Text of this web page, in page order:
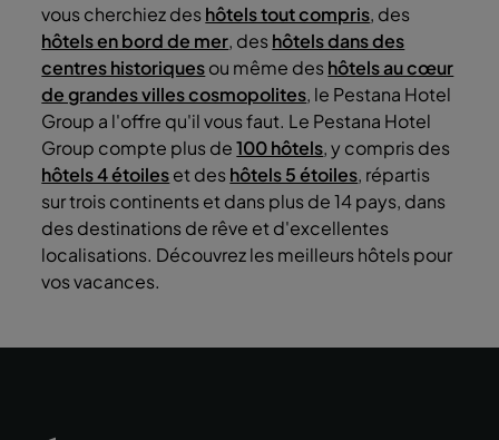
vous cherchiez deshôtels tout compris, des
hôtels en bord de mer, deshôtels dans des
centres historiquesou même deshôtels au cœur
de grandes villes cosmopolites, le Pestana Hotel
Group a l'offre qu'il vous faut. Le Pestana Hotel
Group compte plus de100 hôtels, y compris des
hôtels 4 étoileset deshôtels 5 étoiles, répartis
sur trois continents et dans plus de 14 pays, dans
des destinations de rêve et d'excellentes
localisations. Découvrez les meilleurs hôtels pour
vos vacances.